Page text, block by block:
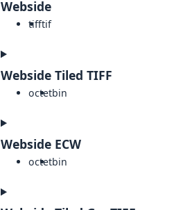
Webside
tifftif
Webside Tiled TIFF
octetbin
Webside ECW
octetbin